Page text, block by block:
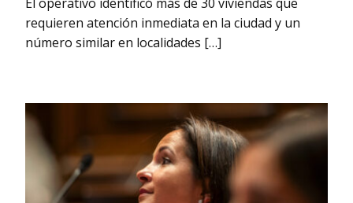
requieren atención inmediata en la ciudad y un
número similar en localidades […]